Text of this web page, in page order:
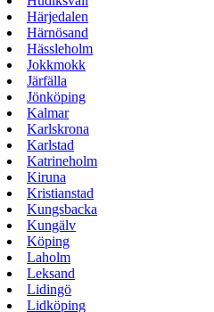
Härjedalen
Härnösand
Hässleholm
Jokkmokk
Järfälla
Jönköping
Kalmar
Karlskrona
Karlstad
Katrineholm
Kiruna
Kristianstad
Kungsbacka
Kungälv
Köping
Laholm
Leksand
Lidingö
Lidköping